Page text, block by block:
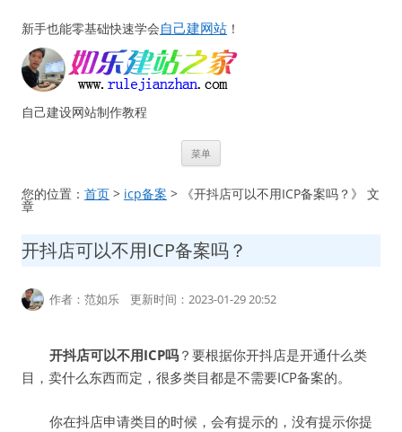
新手也能零基础快速学会自己建网站 ！
自己建设网站制作教程
菜单
文
您的位置： 首页 > icp备案 > 《开抖店可以不用ICP备案吗？》 文
章
开抖店可以不用ICP备案吗？
作者：范如乐 更新时间：2023-01-29 20:52
开抖店可以不用ICP吗？要根据你开抖店是开通什么类
目，卖什么东西而定，很多类目都是不需要ICP备案的。
你在抖店申请类目的时候，会有提示的，没有提示你提